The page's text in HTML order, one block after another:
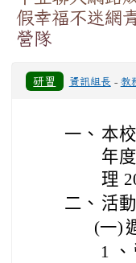
假幸福不迷網
營隊
研習 資訊組長 - 教
一、 本
年
理
二、 活
(一)
1 、